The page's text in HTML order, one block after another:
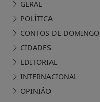
GERAL
POLÍTICA
CONTOS DE DOMINGO
CIDADES
EDITORIAL
INTERNACIONAL
OPINIÃO